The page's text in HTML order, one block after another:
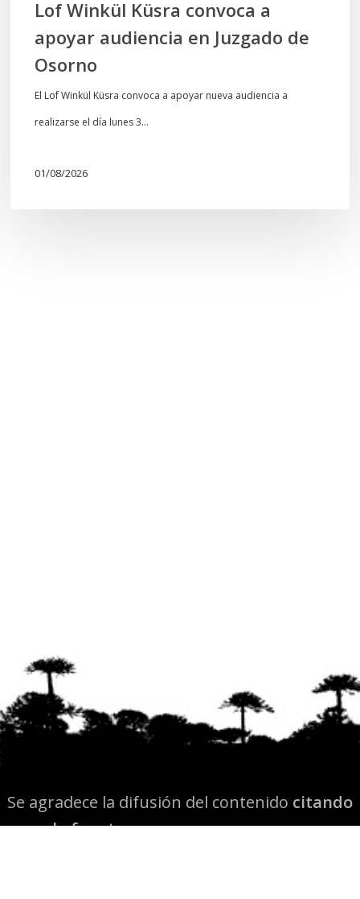
Lof Winkül Küsra convoca a
apoyar audiencia en Juzgado de
Osorno
El Lof Winkül Küsra convoca a apoyar nueva audiencia a
realizarse el día lunes 3…
01/08/2026
Se agradece la difusión del contenido citando
la fuente www.mapuexpress.org